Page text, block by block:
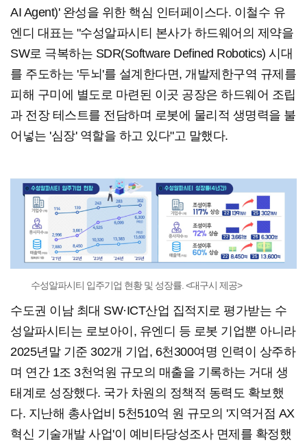
AI Agent)' 완성을 위한 핵심 인터페이스다. 이철수 유
엔디 대표는 "수성알파시티 본사가 하드웨어의 제약을
SW로 극복하는 SDR(Software Defined Robotics) 시대
를 주도하는 '두뇌'를 설계한다면, 개발제한구역 규제를
피해 구미에 별도로 마련된 이곳 공장은 하드웨어 조립
과 전장 테스트를 전담하며 로봇에 물리적 생명력을 불
어넣는 '심장' 역할을 하고 있다"고 말했다.
수성알파시티 입주기업 현황 및 성장률. <대구시 제공>
수도권 이남 최대 SW·ICT산업 집적지로 평가받는 수
성알파시티는 로보아이, 유엔디 등 로봇 기업뿐 아니라
2025년말 기준 302개 기업, 6천300여명 인력이 상주하
며 연간 1조 3천억원 규모의 매출을 기록하는 거대 생
태계로 성장했다. 국가 차원의 정책적 동력도 확보했
다. 지난해 총사업비 5천510억 원 규모의 '지역거점 AX
혁신 기술개발 사업'이 예비타당성조사 면제를 확정했